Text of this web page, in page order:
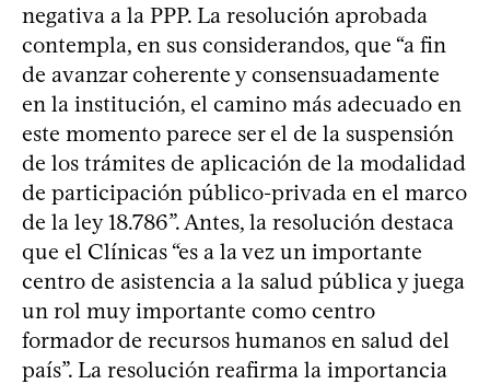
negativa a la PPP. La resolución aprobada
contempla, en sus considerandos, que “a fin
de avanzar coherente y consensuadamente
en la institución, el camino más adecuado en
este momento parece ser el de la suspensión
de los trámites de aplicación de la modalidad
de participación público-privada en el marco
de la ley 18.786”. Antes, la resolución destaca
que el Clínicas “es a la vez un importante
centro de asistencia a la salud pública y juega
un rol muy importante como centro
formador de recursos humanos en salud del
país”. La resolución reafirma la importancia